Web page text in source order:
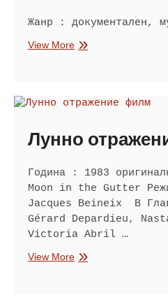
Жанр : документален,
View MoreСините
Лунно
Година : 1983
Moon in the Gutter
Jacques Beineix В
Gérard Depardieu,
Victoria Abril …
View MoreЛунно